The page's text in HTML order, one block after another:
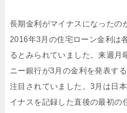
長期金利がマイナスになったの
2016年3月の住宅ローン金利は
るとみられていました。来週月
ニー銀行が3月の金利を発表す
注目されていました。3月は日
イナスを記録した直後の最初の